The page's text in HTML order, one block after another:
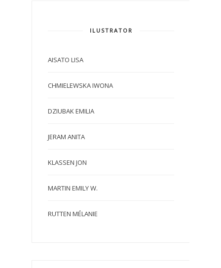
ILUSTRATOR
AISATO LISA
CHMIELEWSKA IWONA
DZIUBAK EMILIA
JERAM ANITA
KLASSEN JON
MARTIN EMILY W.
RUTTEN MÉLANIE